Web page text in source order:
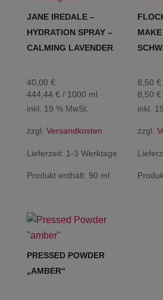
JANE IREDALE –
HYDRATION SPRAY –
CALMING LAVENDER
40,00 €
444,44 €/ 1000 ml
inkl. 19 % MwSt.
zzgl. Versandkosten
Lieferzeit: 1-3 Werktage
Produkt enthält: 90 ml
8,50€
8,50€
inkl.
zzgl.
PRESSED POWDER
„AMBER“